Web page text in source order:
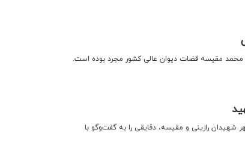
و محمد مقیسه قضات دیوان عالی کشور مجرد بوده است.
شهیدان رازینی و مقیسه، دقایقی را به گفت‌وگو با